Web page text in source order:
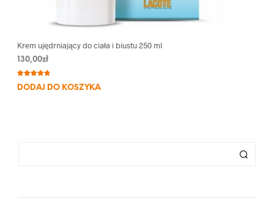
Krem ujędrniający do ciała i biustu 250 ml
130,00zł
5.00na 5
DODAJ DO KOSZYKA